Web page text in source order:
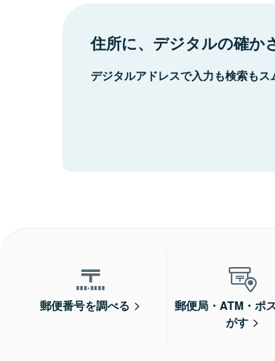
住所に、デジタルの確か
デジタルアドレスで入力も検索もス
郵便番号を調べる
郵便局・ATM・ポ
がす